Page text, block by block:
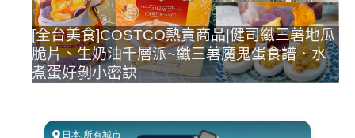
[全台美食]COSTCO熱賣商品|健司纖三薯地瓜
脆片、生奶油千層派~纖三薯魔鬼蛋食譜．水
煮蛋好剝小密訣